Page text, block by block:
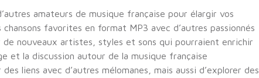
amateurs de musique française pour élargir vos
favorites en format MP3 avec d’autres passionnés
nouveaux artistes, styles et sons qui pourraient enrichir
et la discussion autour de la musique française
liens avec d’autres mélomanes, mais aussi d’explorer des